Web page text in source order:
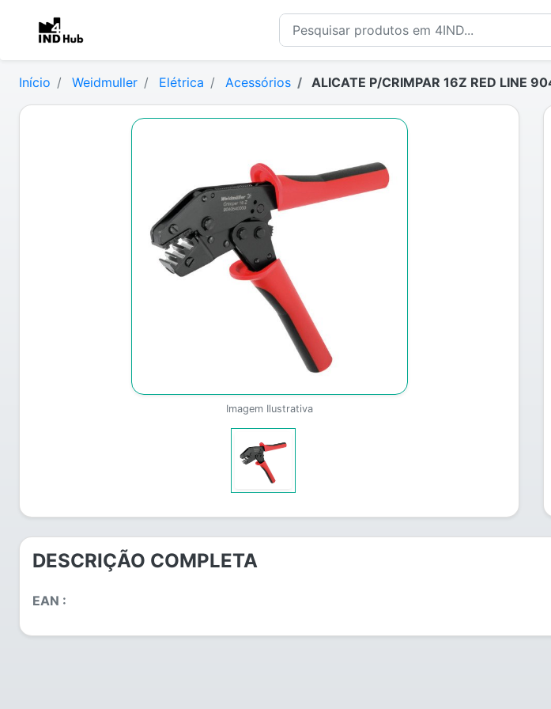
Início Weidmuller Elétrica Acessórios ALICATE P/CRIMPAR 16Z RED LINE
Imagem Ilustrativa
DESCRIÇÃO COMPLETA
EAN :